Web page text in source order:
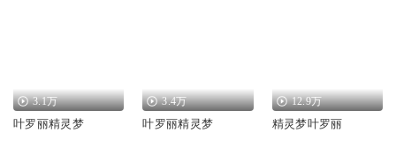
3.1万
叶罗丽精灵梦
3.4万
叶罗丽精灵梦
12.9万
精灵梦叶罗丽